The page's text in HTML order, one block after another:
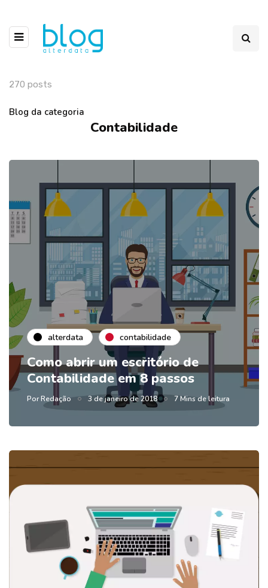
270 posts
Blog da categoria
Contabilidade
alterdata contabilidade
Como abrir um escritório de
Contabilidade em 8 passos
PorRedação 3 de janeiro de 2018 7 Mins de leitura